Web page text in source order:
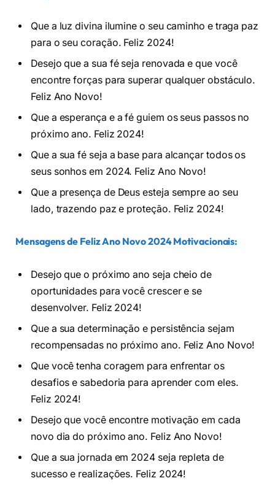
Que a luz divina ilumine o seu caminho e traga paz
para o seu coração. Feliz 2024!
Desejo que a sua fé seja renovada e que você
encontre forças para superar qualquer obstáculo.
Feliz Ano Novo!
Que a esperança e a fé guiem os seus passos no
próximo ano. Feliz 2024!
Que a sua fé seja a base para alcançar todos os
seus sonhos em 2024. Feliz Ano Novo!
Que a presença de Deus esteja sempre ao seu
lado, trazendo paz e proteção. Feliz 2024!
Mensagens de Feliz Ano Novo 2024 Motivacionais:
Desejo que o próximo ano seja cheio de
oportunidades para você crescer e se
desenvolver. Feliz 2024!
Que a sua determinação e persistência sejam
recompensadas no próximo ano. Feliz Ano Novo!
Que você tenha coragem para enfrentar os
desafios e sabedoria para aprender com eles.
Feliz 2024!
Desejo que você encontre motivação em cada
novo dia do próximo ano. Feliz Ano Novo!
Que a sua jornada em 2024 seja repleta de
sucesso e realizações. Feliz 2024!